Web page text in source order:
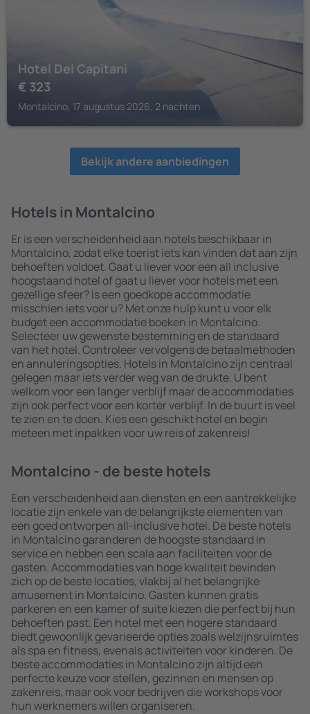
Hotel Dei Capitani
€ 323
Montalcino, 17 augustus 2026, 2 nachten
Bekijk andere aanbiedingen
Hotels in Montalcino
Er is een verscheidenheid aan hotels beschikbaar in
Montalcino, zodat elke toerist iets kan vinden dat aan zijn
behoeften voldoet. Gaat u liever voor een all inclusive
hoogstaand hotel of gaat u liever voor hotels met een
gezellige sfeer? Is een goedkope accommodatie
misschien iets voor u? Met onze hulp kunt u voor elk
budget een accommodatie boeken in Montalcino.
Selecteer uw gewenste bestemming en de standaard
van het hotel. Controleer vervolgens de betaalmethoden
en annuleringsopties. Hotels in Montalcino zijn centraal
gelegen maar iets verder weg van de drukte. U bent
welkom voor een langer verblijf maar de accommodaties
zijn ook perfect voor een korter verblijf. In de buurt is veel
te zien en te doen. Kies een geschikt hotel en begin
meteen met inpakken voor uw reis of zakenreis!
Montalcino - de beste hotels
Een verscheidenheid aan diensten en een aantrekkelijke
locatie zijn enkele van de belangrijkste elementen van
een goed ontworpen all-inclusive hotel. De beste hotels
in Montalcino garanderen de hoogste standaard in
service en hebben een scala aan faciliteiten voor de
gasten. Accommodaties van hoge kwaliteit bevinden
zich op de beste locaties, vlakbij al het belangrijke
amusement in Montalcino. Gasten kunnen gratis
parkeren en een kamer of suite kiezen die perfect bij hun
behoeften past. Een hotel met een hogere standaard
biedt gewoonlijk gevarieerde opties zoals welzijnsruimtes
als spa en fitness, evenals activiteiten voor kinderen. De
beste accommodaties in Montalcino zijn altijd een
perfecte keuze voor stellen, gezinnen en mensen op
zakenreis, maar ook voor bedrijven die workshops voor
hun werknemers willen organiseren.